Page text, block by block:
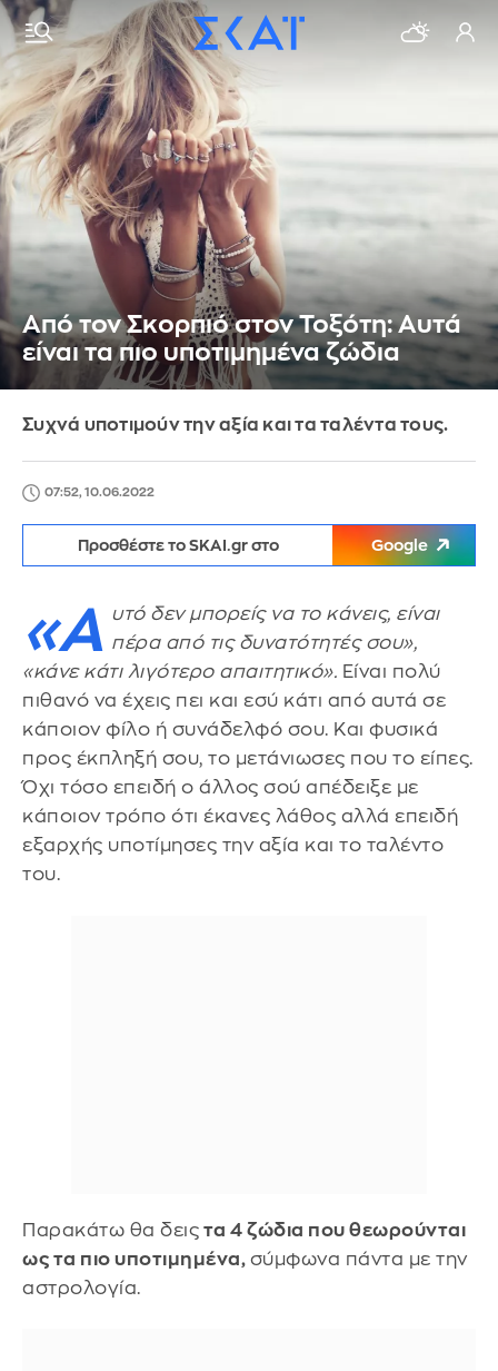
Από τον Σκορπιό στον Τοξότη: Αυτά
είναι τα πιο υποτιμημένα ζώδια
Συχνά υποτιμούν την αξία και τα ταλέντα τους.
07:52, 10.06.2022
Προσθέστε το SKAI.gr στο Google
«Α υτό δεν μπορείς να το κάνεις, είναι
πέρα από τις δυνατότητές σου»,
«κάνε κάτι λιγότερο απαιτητικό». Είναι πολύ
πιθανό να έχεις πει και εσύ κάτι από αυτά σε
κάποιον φίλο ή συνάδελφό σου. Και φυσικά
προς έκπληξή σου, το μετάνιωσες που το είπες.
Όχι τόσο επειδή ο άλλος σού απέδειξε με
κάποιον τρόπο ότι έκανες λάθος αλλά επειδή
εξαρχής υποτίμησες την αξία και το ταλέντο
του.
Παρακάτω θα δεις τα 4 ζώδια που θεωρούνται
ως τα πιο υποτιμημένα, σύμφωνα πάντα με την
αστρολογία.